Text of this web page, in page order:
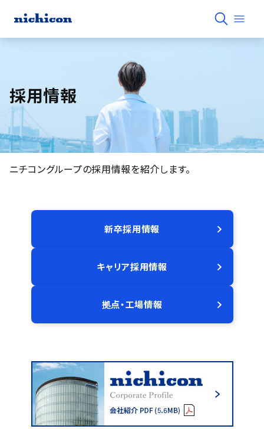
採用情報
ニチコングループの採用情報を紹介します。
新卒採用情報
キャリア採用情報
拠点・工場情報